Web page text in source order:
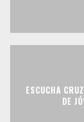
ESCUCHA
DE